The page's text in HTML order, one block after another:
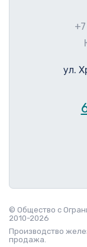
ул.
© Общество с
2010-2026
Производство
продажа.